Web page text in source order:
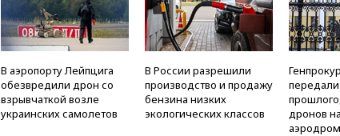
В аэропорту Лейпцига
обезвредили дрон со
взрывчаткой возле
украинских самолетов
В России разрешили
производство и продажу
бензина низких
экологических классов
дронов